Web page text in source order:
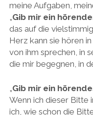
meine Aufgaben,
„Gib mir ein
das auf die
Herz kann sie hören
von ihm sprechen, in
die mir begegnen, in
„Gib mir ein
Wenn ich dieser Bitte
ich, wie schon die